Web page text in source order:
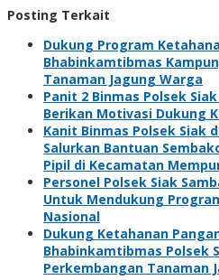
Posting Terkait
Dukung Program
Bhabinkamtibmas
Tanaman Jagung Warga
Panit 2 Binmas Polsek
Berikan Motivasi Dukung
Kanit Binmas Polsek Siak
Salurkan Bantuan
Pipil di Kecamatan
Personel Polsek Siak
Untuk Mendukung
Nasional
Dukung Ketahanan
Bhabinkamtibmas Polsek
Perkembangan Tanaman